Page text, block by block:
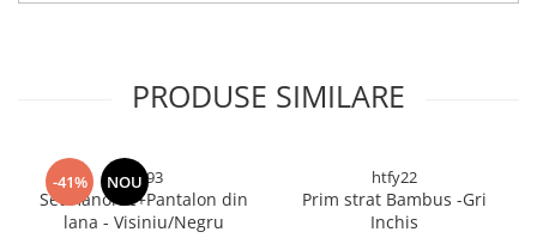
PRODUSE SIMILARE
-41% NOUsjl893
Set Hanorac+Pantalon din
lana - Visiniu/Negru
htfy22
Prim strat Bambus -Gri
Inchis